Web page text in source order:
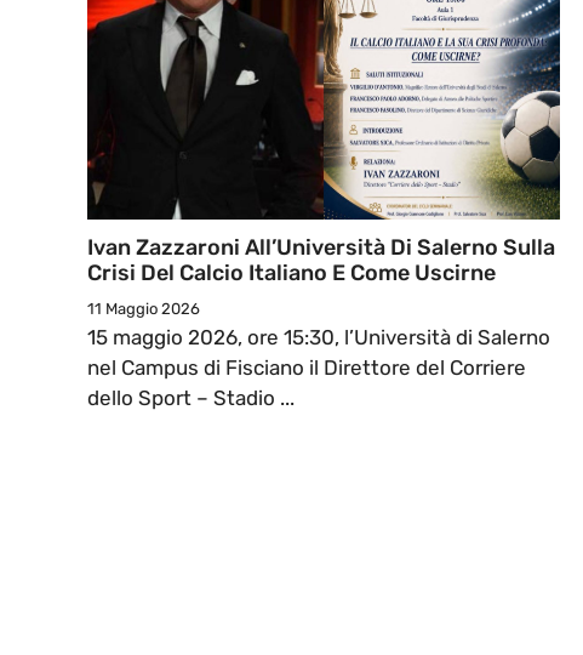
Ivan Zazzaroni All’Università Di Salerno Sulla
Crisi Del Calcio Italiano E Come Uscirne
11 Maggio 2026
15 maggio 2026, ore 15:30, l’Università di Salerno
nel Campus di Fisciano il Direttore del Corriere
dello Sport – Stadio ...